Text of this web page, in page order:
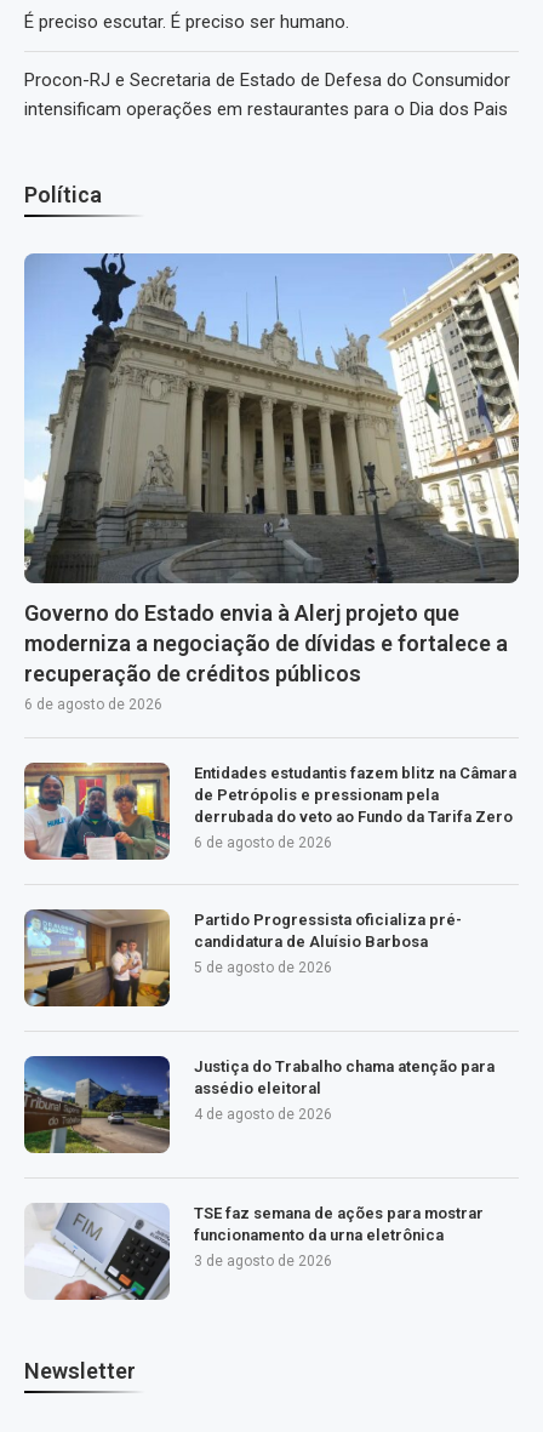
É preciso escutar. É preciso ser humano.
Procon-RJ e Secretaria de Estado de Defesa do Consumidor
intensificam operações em restaurantes para o Dia dos Pais
Política
Governo do Estado envia à Alerj projeto que
moderniza a negociação de dívidas e fortalece a
recuperação de créditos públicos
6 de agosto de 2026
Entidades estudantis fazem blitz na Câmara
de Petrópolis e pressionam pela
derrubada do veto ao Fundo da Tarifa Zero
6 de agosto de 2026
Partido Progressista oficializa pré-
candidatura de Aluísio Barbosa
5 de agosto de 2026
Justiça do Trabalho chama atenção para
assédio eleitoral
4 de agosto de 2026
TSE faz semana de ações para mostrar
funcionamento da urna eletrônica
3 de agosto de 2026
Newsletter